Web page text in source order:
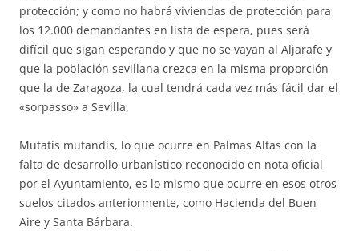
protección; y como no habrá viviendas de protección para
los 12.000 demandantes en lista de espera, pues será
difícil que sigan esperando y que no se vayan al Aljarafe y
que la población sevillana crezca en la misma proporción
que la de Zaragoza, la cual tendrá cada vez más fácil dar el
«sorpasso» a Sevilla.
Mutatis mutandis, lo que ocurre en Palmas Altas con la
falta de desarrollo urbanístico reconocido en nota oficial
por el Ayuntamiento, es lo mismo que ocurre en esos otros
suelos citados anteriormente, como Hacienda del Buen
Aire y Santa Bárbara.